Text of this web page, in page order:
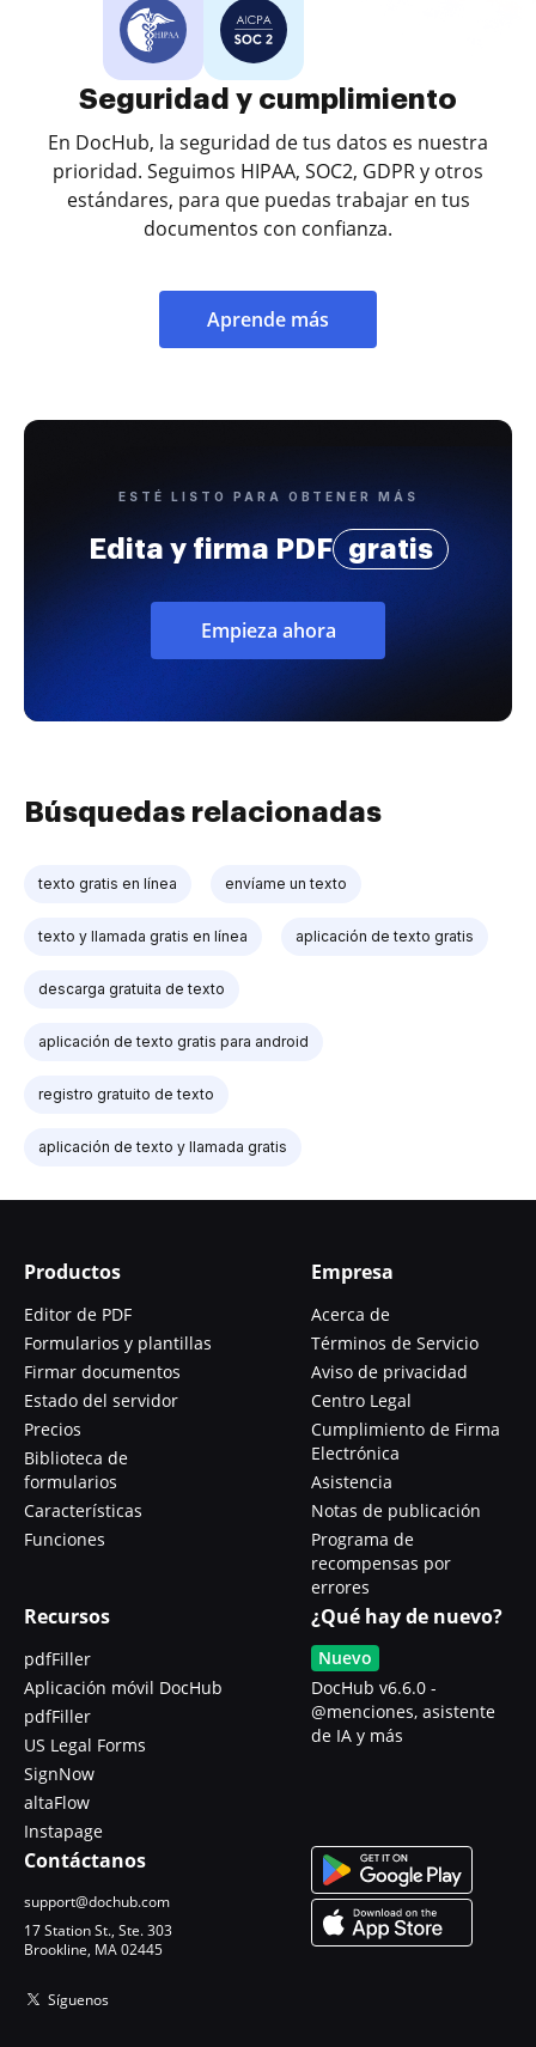
Seguridad y cumplimiento
En DocHub, la seguridad de tus datos es nuestra
prioridad. Seguimos HIPAA, SOC2, GDPR y otros
estándares, para que puedas trabajar en tus
documentos con confianza.
Aprende más
ESTÉ LISTO PARA OBTENER MÁS
Edita y firma PDF gratis
Empieza ahora
Búsquedas relacionadas
texto gratis en línea envíame un texto
texto y llamada gratis en línea aplicación de texto gratis
descarga gratuita de texto
aplicación de texto gratis para android
registro gratuito de texto
aplicación de texto y llamada gratis
Productos
Editor de PDF
Formularios y plantillas
Firmar documentos
Estado del servidor
Precios
Biblioteca de
formularios
Características
Funciones
Empresa
Acerca de
Términos de Servicio
Aviso de privacidad
Centro Legal
Cumplimiento de Firma
Electrónica
Asistencia
Notas de publicación
Programa de
recompensas por
errores
Recursos
pdfFiller
Aplicación móvil DocHub
pdfFiller
US Legal Forms
SignNow
altaFlow
Instapage
¿Qué hay de nuevo?
Nuevo
DocHub v6.6.0 -
@menciones, asistente
de IA y más
Contáctanos
support@dochub.com
17 Station St., Ste. 303
Brookline, MA 02445
Síguenos